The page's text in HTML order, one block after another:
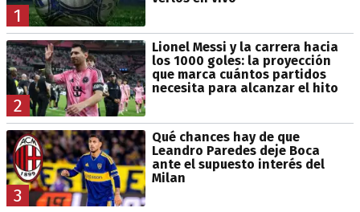
1
2
Lionel Messi y la carrera hacia
los 1000 goles: la proyección
que marca cuántos partidos
necesita para alcanzar el hito
3
Qué chances hay de que
Leandro Paredes deje Boca
ante el supuesto interés del
Milan